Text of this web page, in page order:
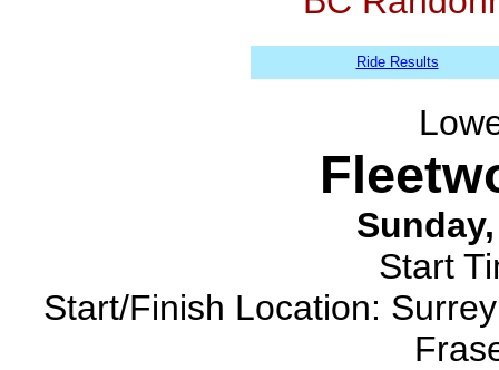
Ride Results
Start
Start/Finish Location: